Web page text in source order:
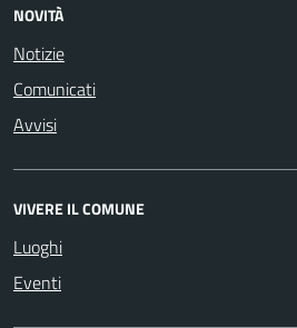
NOVITÀ
Notizie
Comunicati
Avvisi
VIVERE IL COMUNE
Luoghi
Eventi